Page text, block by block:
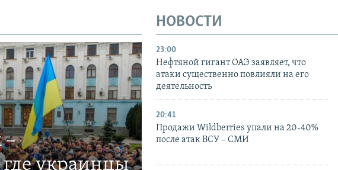
–
украинцы
НОВОСТИ
23:00
Нефтяной гигант ОАЭ заявляет, что
атаки существенно повлияли на его
деятельность
20:41
Продажи Wildberries упали на 20-40%
после атак ВСУ – СМИ